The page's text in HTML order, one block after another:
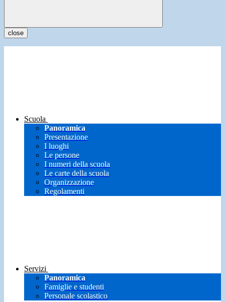
close
Scuola
Panoramica
Presentazione
I luoghi
Le persone
I numeri della scuola
Le carte della scuola
Organizzazione
Regolamenti
Servizi
Panoramica
Famiglie e studenti
Personale scolastico